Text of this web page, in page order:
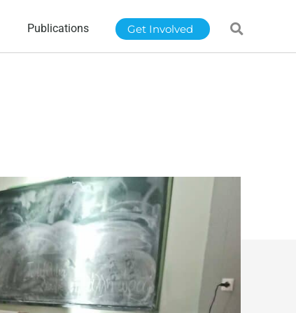
Publications Get Involved